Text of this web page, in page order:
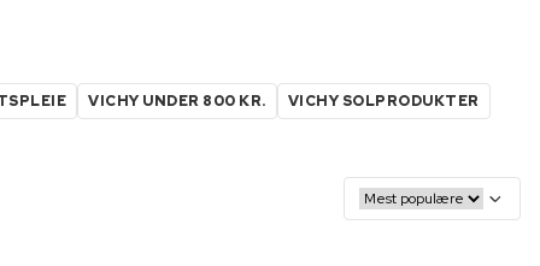
VICHY UNDER 800 KR. VICHY SOLPRODUKTER